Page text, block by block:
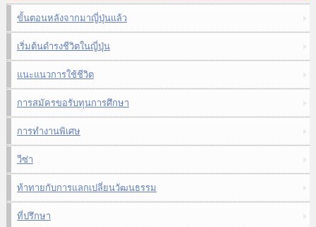
ขั้นตอนหลังจากมาญี่ปุ่นแล้ว
เริ่มต้นดำรงชีวิตในญี่ปุ่น
แนะแนวการใช้ชีวิต
การสมัครขอรับทุนการศึกษา
การทำงานพิเศษ
วีซ่า
ท้าทายกับการแลกเปลี่ยนวัฒนธรรม
ที่ปรึกษา